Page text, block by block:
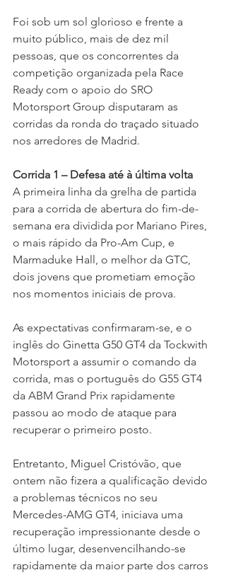
Foi sob um sol glorioso e frente a
muito público, mais de dez mil
pessoas, que os concorrentes da
competição organizada pela Race
Ready com o apoio do SRO
Motorsport Group disputaram as
corridas da ronda do traçado situado
nos arredores de Madrid.
Corrida 1 – Defesa até à última volta
A primeira linha da grelha de partida
para a corrida de abertura do fim-de-
semana era dividida por Mariano Pires,
o mais rápido da Pro-Am Cup, e
Marmaduke Hall, o melhor da GTC,
dois jovens que prometiam emoção
nos momentos iniciais de prova.
As expectativas confirmaram-se, e o
inglês do Ginetta G50 GT4 da Tockwith
Motorsport a assumir o comando da
corrida, mas o português do G55 GT4
da ABM Grand Prix rapidamente
passou ao modo de ataque para
recuperar o primeiro posto.
Entretanto, Miguel Cristóvão, que
ontem não fizera a qualificação devido
a problemas técnicos no seu
Mercedes-AMG GT4, iniciava uma
recuperação impressionante desde o
último lugar, desenvencilhando-se
rapidamente da maior parte dos carros